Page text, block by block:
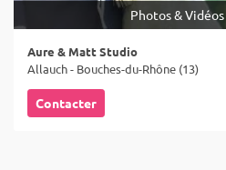
Photos & Vidéos
Aure & Matt Studio
Allauch - Bouches-du-Rhône (13)
Contacter